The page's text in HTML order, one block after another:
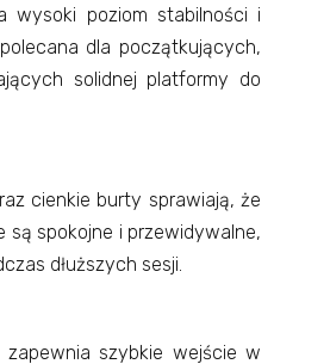
wysoki poziom stabilności i
dla początkujących,
solidnej platformy do
cienkie burty sprawiają, że
są spokojne i przewidywalne,
dłuższych sesji.
zapewnia szybkie wejście w